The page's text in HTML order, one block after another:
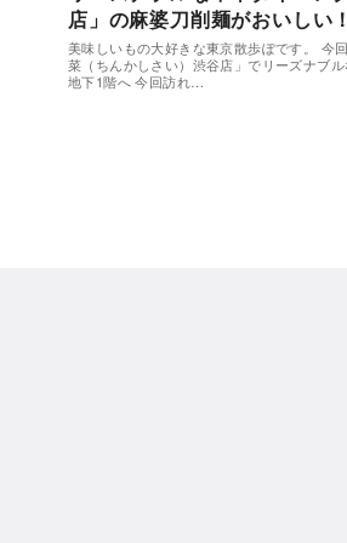
店」の麻婆刀削麺がおいしい！
美味しいもの大好きな東京散歩ぽです。 今
菜（ちんかしさい）渋谷店」でリーズナブル
地下1階へ 今回訪れ…